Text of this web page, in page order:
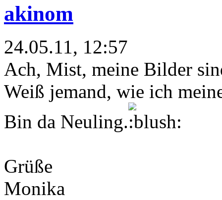
akinom
24.05.11, 12:57
Ach, Mist, meine Bilder
Weiß jemand, wie ich
Bin da Neuling.
Grüße
Monika